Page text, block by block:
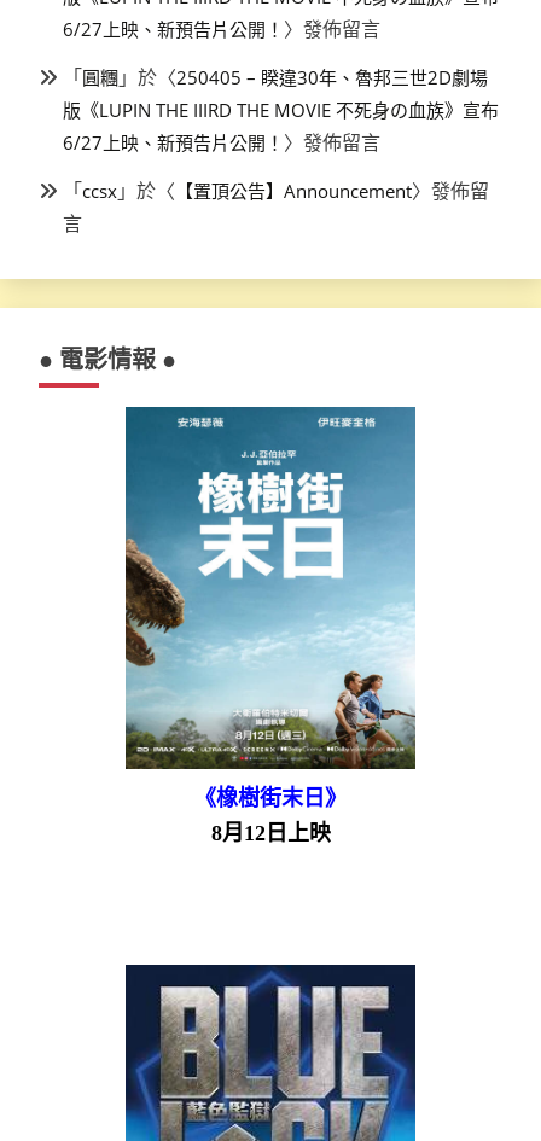
6/27上映、新預告片公開！ 〉發佈留言
「圓糰 」於〈250405 – 睽違30年、魯邦三世2D劇場
版《LUPIN THE IIIRD THE MOVIE 不死身の血族》宣布
6/27上映、新預告片公開！ 〉發佈留言
「ccsx 」於〈 【置頂公告】Announcement〉發佈留
言
● 電影情報 ●
《橡樹街末日》
8月12日上映